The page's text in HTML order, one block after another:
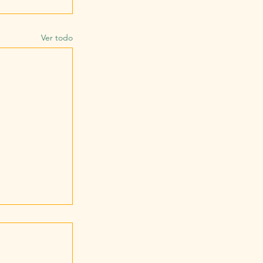
Ver todo